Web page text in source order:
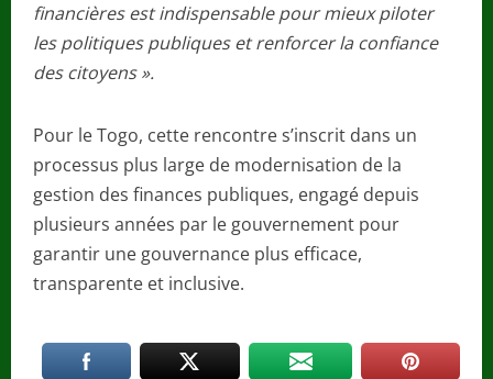
financières est indispensable pour mieux piloter
les politiques publiques et renforcer la confiance
des citoyens ».
Pour le Togo, cette rencontre s’inscrit dans un
processus plus large de modernisation de la
gestion des finances publiques, engagé depuis
plusieurs années par le gouvernement pour
garantir une gouvernance plus efficace,
transparente et inclusive.